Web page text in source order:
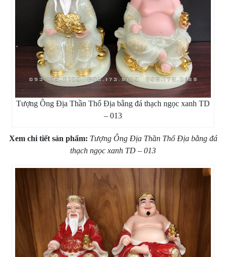
Tượng Ông Địa Thần Thổ Địa bằng đá thạch ngọc xanh TD
– 013
Xem chi tiết sản phẩm: Tượng Ông Địa Thần Thổ Địa bằng đá
thạch ngọc xanh TD – 013